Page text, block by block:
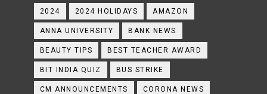
2024 2024 HOLIDAYS AMAZON
ANNA UNIVERSITY BANK NEWS
BEAUTY TIPS BEST TEACHER AWARD
BIT INDIA QUIZ BUS STRIKE
CM ANNOUNCEMENTS CORONA NEWS